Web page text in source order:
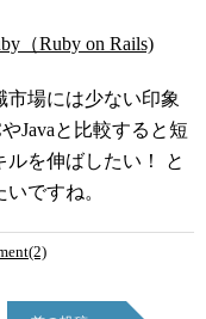
（Ruby on Rails)
場には少ない印象
Javaと比較すると短
を伸ばしたい！ と
ですね。